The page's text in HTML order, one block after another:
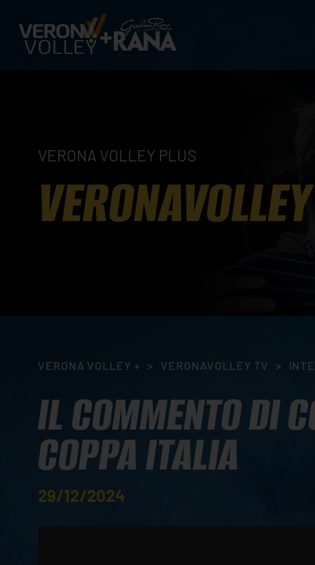
VERONA VOLLEY PLUS
VERONAVOLLEY
VERONA VOLLEY + > VERONAVOLLEY TV >
IL COMMENTO DI
COPPA ITALIA
29/12/2024